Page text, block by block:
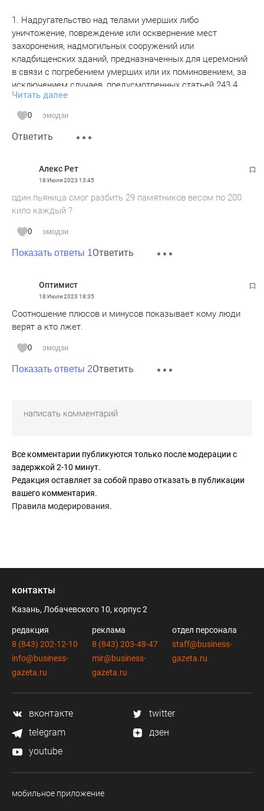
1. Надругательство над телами умерших либо
уничтожение, повреждение или осквернение мест
захоронения, надмогильных сооружений или
кладбищенских зданий, предназначенных для церемоний
в связи с погребением умерших или их поминовением, за
исключением случаев, предусмотренных статьей 243.4
настоящего Кодекса, -
(в ред. Федерального закона от 07.04.2020 N 112-ФЗ)
наказываются штрафом в размере до сорока тысяч
осужденного за период до трех месяцев, либо
обязательными работами на срок до трехсот шестидесяти
часов, либо исправительными работами на срок до одного
Читать далее
0 эмодзи
Ответить
Алекс Рет
18 Июля 2023 13:45
один пьяница смог разбить 29 памятников весом по 200
кило каждый ?
0 эмодзи
Показать ответы 1Ответить
Оптимист
18 Июля 2023 18:35
Соотношение плюсов и минусов показывает кому люди
верят а кто лжет.
0 эмодзи
Показать ответы 2Ответить
Все комментарии публикуются только после модерации с
задержкой 2-10 минут.
Редакция оставляет за собой право отказать в публикации
вашего комментария.
Правила модерирования.
контакты
Казань, Лобачевского 10, корпус 2
редакция
8 (843) 202-12-10
info@business-
gazeta.ru
реклама
8 (843) 203-48-47
mir@business-
gazeta.ru
отдел персонала
staff@business-
gazeta.ru
вконтакте
twitter
telegram
дзен
youtube
мобильное приложение